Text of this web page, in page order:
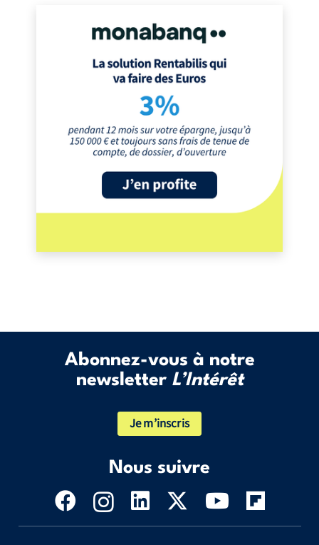
Abonnez-vous à notre
newsletter L’Intérêt
Je m’inscris
Nous suivre